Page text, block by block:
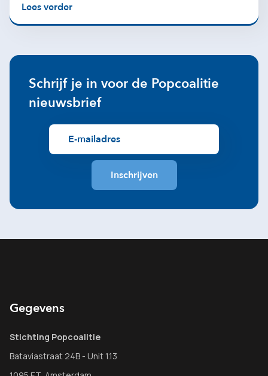
Lees verder
Schrijf je in voor de Popcoalitie
nieuwsbrief
Gegevens
Stichting Popcoalitie
Bataviastraat 24B - Unit 1.13